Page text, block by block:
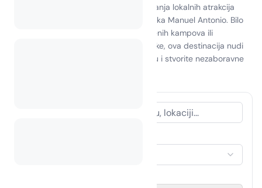
promatranja ptica do surfanja i istraživanja lokalnih atrakcija
poput vulkana Arenal i nacionalnog parka Manuel Antonio. Bilo
da više volite udobnost dobro opremljenih kampova ili
uzbuđenje kampiranja na otoku Kostarike, ova destinacija nudi
ponešto za svakoga. Prihvatite avanturu i stvorite nezaboravne